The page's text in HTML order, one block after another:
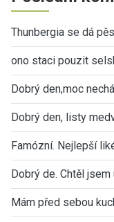
Thunbergia se dá
ono staci pouzit
Dobrý den,moc
Dobrý den, listy
Famózní. Nejlepší
Dobrý de. Chtěl jsem
Mám před sebou